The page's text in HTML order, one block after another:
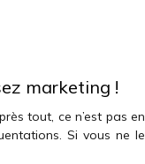
marketing !
tout, ce n’est pas en
Si vous ne le